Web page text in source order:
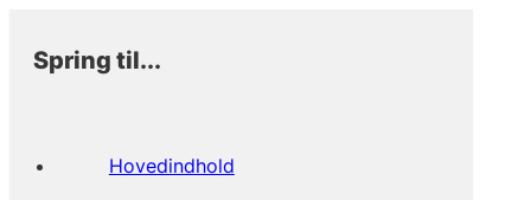
Spring til...
Hovedindhold